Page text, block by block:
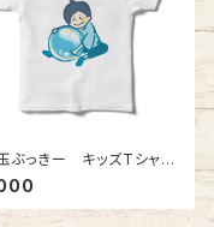
ぶっきー キッズTシャツ